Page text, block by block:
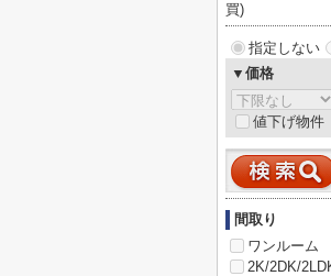
買)
指定しない
▼価格
値下げ物件
間取り
ワンルーム
2K/2DK/